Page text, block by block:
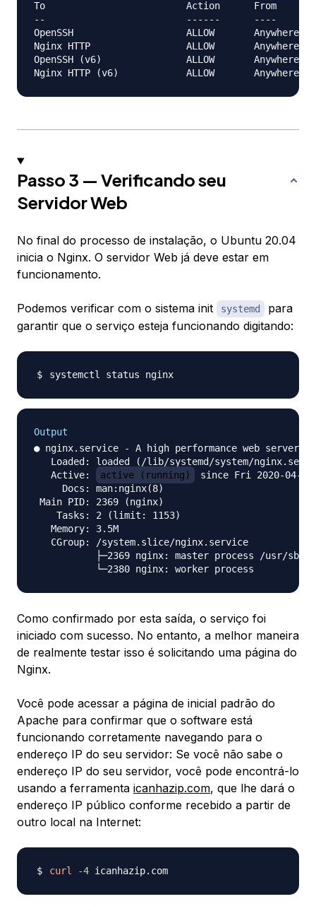
To                         Action      From
--                         ------      ----
OpenSSH                    ALLOW
Nginx HTTP                 ALLOW
OpenSSH (v6)               ALLOW
Passo 3 — Verificando seu
Servidor Web
No final do processo de instalação, o Ubuntu 20.04
inicia o Nginx. O servidor Web já deve estar em
funcionamento.
Podemos verificar com o sistema init systemd
para
garantir que o serviço esteja funcionando digitando:
Output
● nginx.service - A high performance web server
Loaded: loaded (/lib/systemd/system/
   Active:
active (running)
since Fri 2020-04-20
     Docs: man:nginx(8)
Main PID: 2369 (nginx)
    Tasks: 2 (limit: 1153)
   Memory: 3.5M
   CGroup: /system.slice/nginx.service
├─2369 nginx: master process /usr/
Como confirmado por esta saída, o serviço foi
iniciado com sucesso. No entanto, a melhor maneira
de realmente testar isso é solicitando uma página do
Nginx.
Você pode acessar a página de inicial padrão do
Apache para confirmar que o software está
funcionando corretamente navegando para o
endereço IP do seu servidor: Se você não sabe o
endereço IP do seu servidor, você pode encontrá-lo
usando a ferramenta icanhazip.com, que lhe dará o
endereço IP público conforme recebido a partir de
outro local na Internet:
curl -4